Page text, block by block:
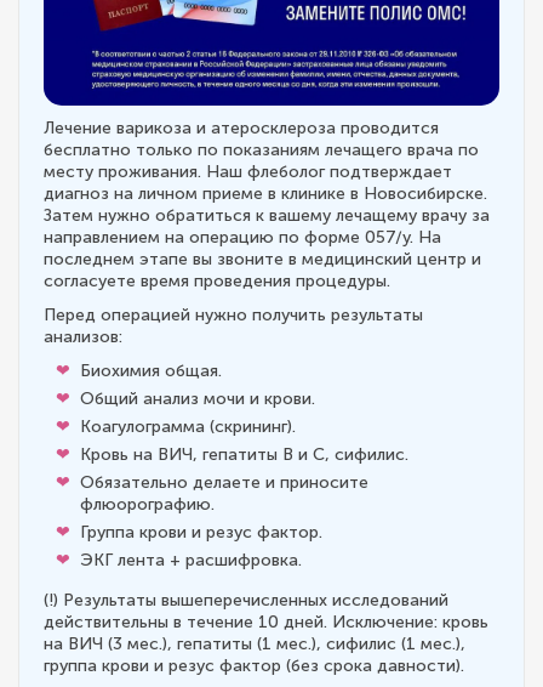
Лечение варикоза и атеросклероза проводится
бесплатно только по показаниям лечащего врача по
месту проживания. Наш флеболог подтверждает
диагноз на личном приеме в клинике в Новосибирске.
Затем нужно обратиться к вашему лечащему врачу за
направлением на операцию по форме 057/у. На
последнем этапе вы звоните в медицинский центр и
согласуете время проведения процедуры.
Перед операцией нужно получить результаты
анализов:
Биохимия общая.
Общий анализ мочи и крови.
Коагулограмма (скрининг).
Кровь на ВИЧ, гепатиты В и С, сифилис.
Обязательно делаете и приносите
флюорографию.
Группа крови и резус фактор.
ЭКГ лента + расшифровка.
(!) Результаты вышеперечисленных исследований
действительны в течение 10 дней. Исключение: кровь
на ВИЧ (3 мес.), гепатиты (1 мес.), сифилис (1 мес.),
группа крови и резус фактор (без срока давности).